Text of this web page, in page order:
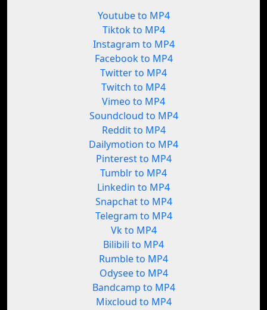
Youtube to MP4
Tiktok to MP4
Instagram to MP4
Facebook to MP4
Twitter to MP4
Twitch to MP4
Vimeo to MP4
Soundcloud to MP4
Reddit to MP4
Dailymotion to MP4
Pinterest to MP4
Tumblr to MP4
Linkedin to MP4
Snapchat to MP4
Telegram to MP4
Vk to MP4
Bilibili to MP4
Rumble to MP4
Odysee to MP4
Bandcamp to MP4
Mixcloud to MP4